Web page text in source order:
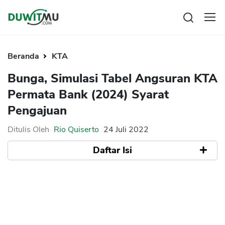
Saham
Bitcoin
Investasi
Pengeluaran
Asuransi
Rencana Keuangan
Mengelola keuangan
Kartu Kredit
KPR
KTA
Pinjaman Online
Hutang
Pinjaman
Kartu Kredit
Beranda KTA
Bunga, Simulasi Tabel Angsuran KTA
Permata Bank (2024) Syarat
Pengajuan
Ditulis Oleh Rio Quiserto 24 Juli 2022
Daftar Isi